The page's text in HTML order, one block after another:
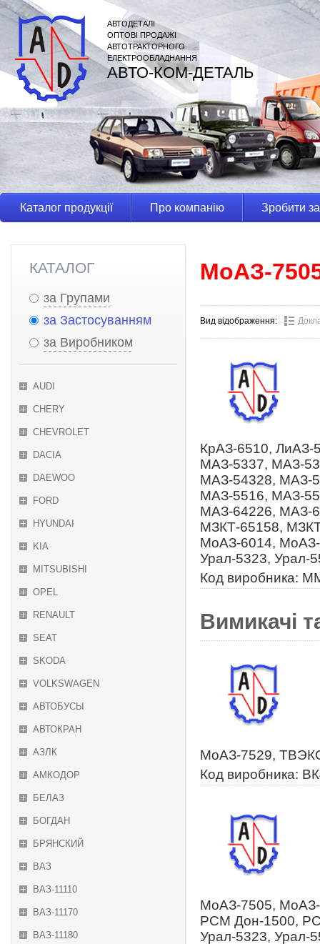
АВТОДЕТАЛІ
ОПТОВІ ПРОДАЖІ
АВТОТРАКТОРНОГО
ЕЛЕКТРООБЛАДНАННЯ
АВТО-КОМ-ДЕТАЛЬ
Каталог продукції Про компанію Зробити
КАТАЛОГ
за Групами
за Застосуванням
за Виробником
AUDI
CHERY
CHEVROLET
DACIA
DAEWOO
FORD
HYUNDAI
KIA
MITSUBISHI
OPEL
RENAULT
SEAT
SKODA
VOLKSWAGEN
АВТОБУСЫ
АВТОКРАН
АЗЛК
АМКОДОР
БЕЛАЗ
БОГДАН
БРЯНСКИЙ
ВАЗ
ВАЗ-11110
ВАЗ-11170
ВАЗ-11180
МоАЗ-
Вид відображення:
КрАЗ-6510,
МАЗ-5337, МАЗ-
МАЗ-54328, МАЗ-
МАЗ-5516, МАЗ-
МАЗ-64226, МАЗ-
МЗКТ-65158,
МоАЗ-6014,
Урал-5323, Урал-
Код виробника:
Вимикачі
МоАЗ-7529,
Код виробника:
МоАЗ-7505,
РСМ Дон-1500,
Урал-5323, Урал-